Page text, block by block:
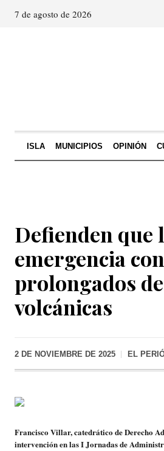
7 de agosto de 2026
ISLA MUNICIPIOS OPINIÓN
Defienden que
emergencia
prolongados
volcánicas
2 DE NOVIEMBRE DE 2025 EL
Francisco Villar, catedrático de Derecho
intervención en las I Jornadas de